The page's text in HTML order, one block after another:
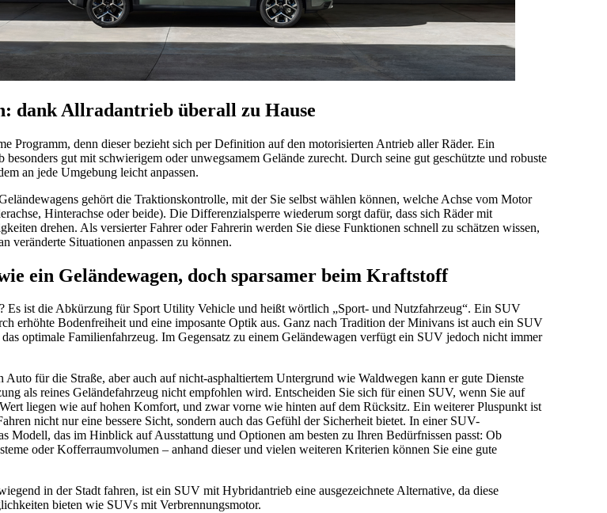
dank Allradantrieb überall zu Hause
Programm, denn dieser bezieht sich per Definition auf den motorisierten Antrieb aller Räder. Ein
besonders gut mit schwierigem oder unwegsamem Gelände zurecht. Durch seine gut geschützte und robuste
an jede Umgebung leicht anpassen.
gehört die Traktionskontrolle, mit der Sie selbst wählen können, welche Achse vom Motor
Hinterachse oder beide). Die Differenzialsperre wiederum sorgt dafür, dass sich Räder mit
drehen. Als versierter Fahrer oder Fahrerin werden Sie diese Funktionen schnell zu schätzen wissen,
veränderte Situationen anpassen zu können.
ein Geländewagen, doch sparsamer beim Kraftstoff
Es ist die Abkürzung für Sport Utility Vehicle und heißt wörtlich „Sport- und Nutzfahrzeug“. Ein SUV
erhöhte Bodenfreiheit und eine imposante Optik aus. Ganz nach Tradition der Minivans ist auch ein SUV
optimale Familienfahrzeug. Im Gegensatz zu einem Geländewagen verfügt ein SUV jedoch nicht immer
für die Straße, aber auch auf nicht-asphaltiertem Untergrund wie Waldwegen kann er gute Dienste
als reines Geländefahrzeug nicht empfohlen wird. Entscheiden Sie sich für einen SUV, wenn Sie auf
liegen wie auf hohen Komfort, und zwar vorne wie hinten auf dem Rücksitz. Ein weiterer Pluspunkt ist
nicht nur eine bessere Sicht, sondern auch das Gefühl der Sicherheit bietet. In einer SUV-
Modell, das im Hinblick auf Ausstattung und Optionen am besten zu Ihren Bedürfnissen passt: Ob
oder Kofferraumvolumen – anhand dieser und vielen weiteren Kriterien können Sie eine gute
in der Stadt fahren, ist ein SUV mit Hybridantrieb eine ausgezeichnete Alternative, da diese
bieten wie SUVs mit Verbrennungsmotor.